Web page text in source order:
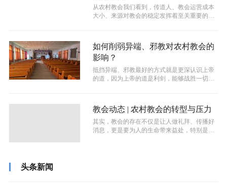
从农村教会我们看到，传道人、教会运营成本
大小、来源对教会的稳定发挥着至关重要的作
如何削弱异端、邪教对农村教会的
影响？
抵挡异端、邪教最好的方式就是更深认识上帝
的道，因为上帝的道是利剑，能够战胜一切的
教会动态 | 农村教会的转型与压力
其实，教会的存在不仅是让人做礼拜、传播好
消息，更是要为人的生命带来益处，特别是那
头条新闻